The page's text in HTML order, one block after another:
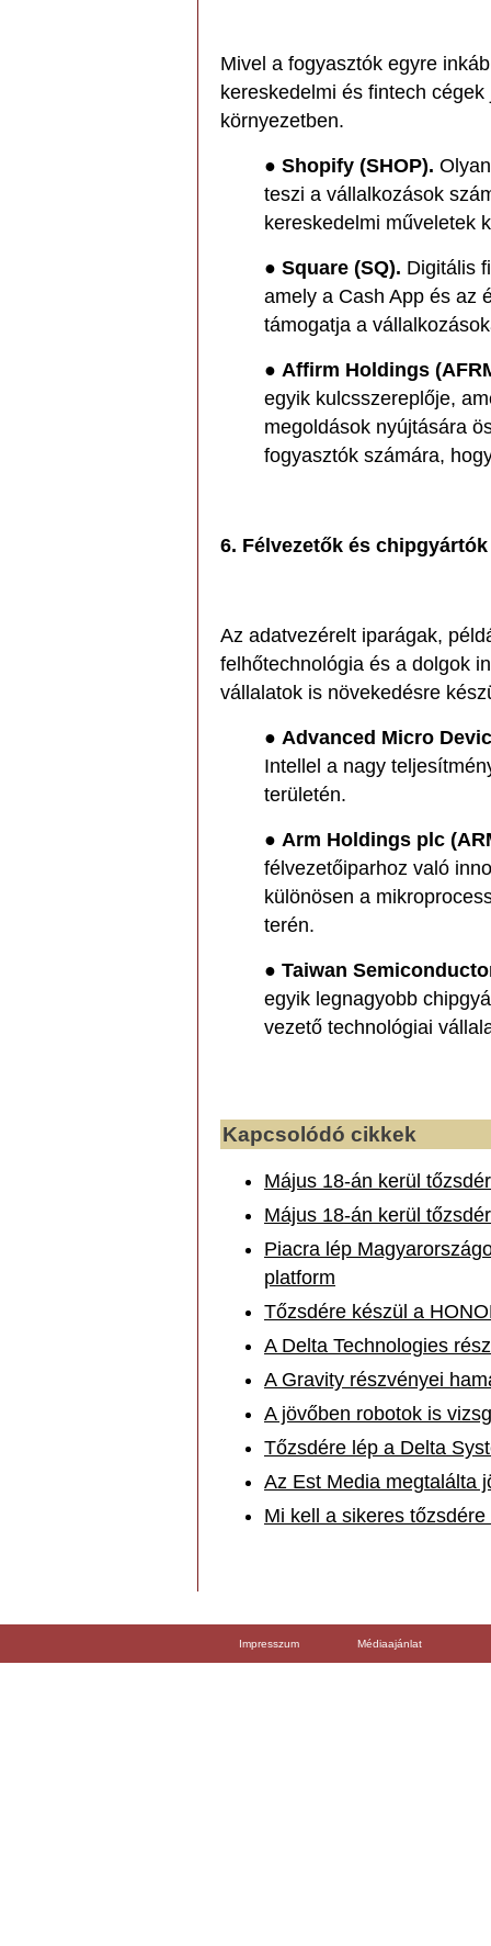
Mivel a fogyasztók egyre
kereskedelmi és fintech
környezetben.
● Shopify (SHOP).
teszi a vállalkozások
kereskedelmi műveletek
● Square (SQ). Digitális
amely a Cash App és az
támogatja a
● Affirm Holdings
egyik kulcsszereplője,
megoldások nyújtására
fogyasztók számára,
6. Félvezetők és chipgyártók
Az adatvezérelt iparágak,
felhőtechnológia és a dolgok
vállalatok is növekedésre
● Advanced Micro
Intellel a nagy
területén.
● Arm Holdings plc
félvezetőiparhoz való
különösen a
terén.
● Taiwan
egyik legnagyobb
vezető technológiai
Kapcsolódó cikkek
Május 18-án kerül
Május 18-án kerül
Piacra lép
platform
Tőzsdére készül a
A Delta Technologies
A Gravity részvényei
A jövőben robotok is
Tőzsdére lép a Delta
Az Est Media megtalálta
Mi kell a sikeres
Impresszum Médiaajánlat